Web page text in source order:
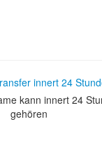
kann innert 24
gehören